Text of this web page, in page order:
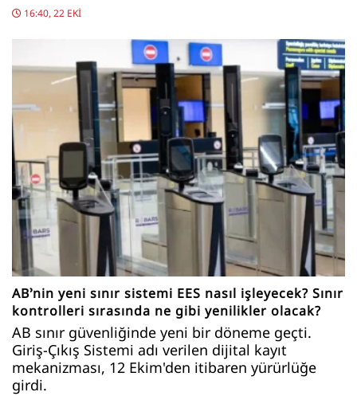
16:40, 22 EKI
AB’nin yeni sınır sistemi EES nasıl işleyecek? Sınır
kontrolleri sırasında ne gibi yenilikler olacak?
AB sınır güvenliğinde yeni bir döneme geçti.
Giriş-Çıkış Sistemi adı verilen dijital kayıt
mekanizması, 12 Ekim'den itibaren yürürlüğe
girdi.